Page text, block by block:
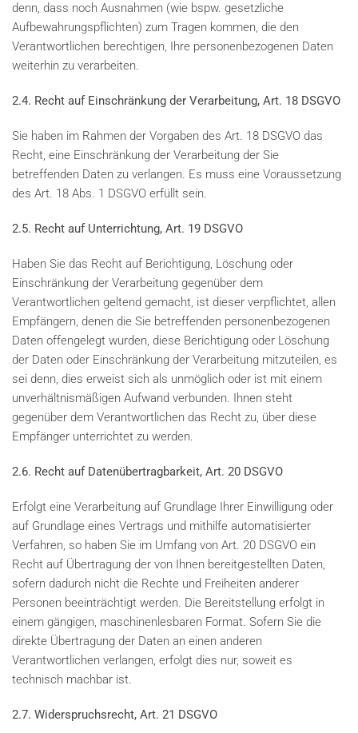
denn, dass noch Ausnahmen (wie bspw. gesetzliche
Aufbewahrungspflichten) zum Tragen kommen, die den
Verantwortlichen berechtigen, Ihre personenbezogenen Daten
weiterhin zu verarbeiten.
2.4. Recht auf Einschränkung der Verarbeitung, Art. 18 DSGVO
Sie haben im Rahmen der Vorgaben des Art. 18 DSGVO das
Recht, eine Einschränkung der Verarbeitung der Sie
betreffenden Daten zu verlangen. Es muss eine Voraussetzung
des Art. 18 Abs. 1 DSGVO erfüllt sein.
2.5. Recht auf Unterrichtung, Art. 19 DSGVO
Haben Sie das Recht auf Berichtigung, Löschung oder
Einschränkung der Verarbeitung gegenüber dem
Verantwortlichen geltend gemacht, ist dieser verpflichtet, allen
Empfängern, denen die Sie betreffenden personenbezogenen
Daten offengelegt wurden, diese Berichtigung oder Löschung
der Daten oder Einschränkung der Verarbeitung mitzuteilen, es
sei denn, dies erweist sich als unmöglich oder ist mit einem
unverhältnismäßigen Aufwand verbunden. Ihnen steht
gegenüber dem Verantwortlichen das Recht zu, über diese
Empfänger unterrichtet zu werden.
2.6. Recht auf Datenübertragbarkeit, Art. 20 DSGVO
Erfolgt eine Verarbeitung auf Grundlage Ihrer Einwilligung oder
auf Grundlage eines Vertrags und mithilfe automatisierter
Verfahren, so haben Sie im Umfang von Art. 20 DSGVO ein
Recht auf Übertragung der von Ihnen bereitgestellten Daten,
sofern dadurch nicht die Rechte und Freiheiten anderer
Personen beeinträchtigt werden. Die Bereitstellung erfolgt in
einem gängigen, maschinenlesbaren Format. Sofern Sie die
direkte Übertragung der Daten an einen anderen
Verantwortlichen verlangen, erfolgt dies nur, soweit es
technisch machbar ist.
2.7. Widerspruchsrecht, Art. 21 DSGVO